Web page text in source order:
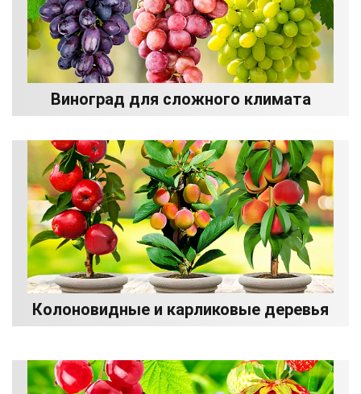
Виноград для сложного климата
Колоновидные и карликовые деревья